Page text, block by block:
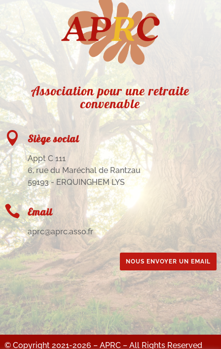
Association pour une retraite
convenable
 Siège social
Appt C 111
6, rue du Maréchal de Rantzau
59193 - ERQUINGHEM LYS
 Email
aprc@aprc.asso.fr
NOUS ENVOYER UN EMAIL
© Copyright 2021-2026 – APRC – All Rights Reserved